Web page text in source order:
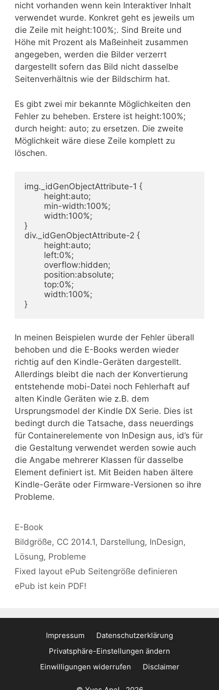
nicht vorhanden wenn kein Interaktiver Inhalt
verwendet wurde. Konkret geht es jeweils um
die Zeile mit height:100%;. Sind Breite und
Höhe mit Prozent als Maßeinheit zusammen
angegeben, werden die Bilder verzerrt
dargestellt sofern das Bild nicht dasselbe
Seitenverhältnis wie der Bildschirm hat.
Es gibt zwei mir bekannte Möglichkeiten den
Fehler zu beheben. Erstere ist height:100%;
durch height: auto; zu ersetzen. Die zweite
Möglichkeit wäre diese Zeile komplett zu
löschen.
img._idGenObjectAttribute-1 {
}
div._idGenObjectAttribute-2 {
}
In meinen Beispielen wurde der Fehler überall
behoben und die E-Books werden wieder
richtig auf den Kindle-Geräten dargestellt.
Allerdings bleibt die nach der Konvertierung
entstehende mobi-Datei noch Fehlerhaft auf
alten Kindle Geräten wie z.B. dem
Ursprungsmodel der Kindle DX Serie. Dies ist
bedingt durch die Tatsache, dass neuerdings
für Containerelemente von InDesign aus, id’s für
die Gestaltung verwendet werden sowie auch
die Angabe mehrerer Klassen für dasselbe
Element definiert ist. Mit Beiden haben ältere
Kindle-Geräte oder Firmware-Versionen so ihre
Probleme.
Kategorien
E-Book
Schlagwörter
Bildgröße, CC 2014.1, Darstellung, InDesign,
Lösung, Probleme
Fixed layout ePub Seitengröße definieren
ePub ist kein PDF!
Impressum
Datenschutzerklärung
Privatsphäre-Einstellungen ändern
Einwilligungen widerrufen
Disclaimer